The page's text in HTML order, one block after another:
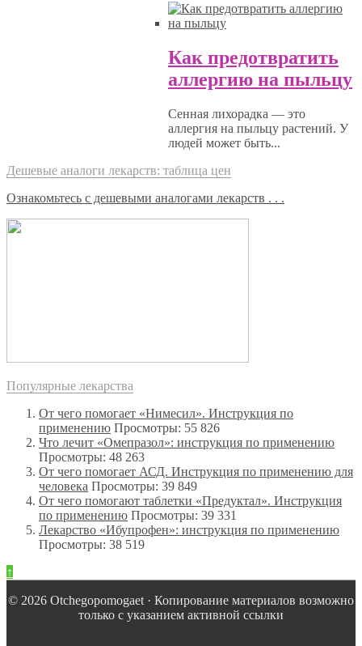
Как предотвратить
аллергию на пыльцу
Сенная лихорадка — это
аллергия на пыльцу растений. У
людей может быть...
Дешевые аналоги лекарств: таблица цен
Ознакомьтесь с дешевыми аналогами лекарств . . .
Популярные лекарства
От чего помогает «Нимесил». Инструкция по
применению Просмотры: 55 826
Что лечит «Омепразол»: инструкция по применению
Просмотры: 48 263
От чего помогает АСД. Инструкция по применению для
человека Просмотры: 39 849
От чего помогают таблетки «Предуктал». Инструкция
по применению Просмотры: 39 331
Лекарство «Ибупрофен»: инструкция по применению
Просмотры: 38 519
↑
© 2026 Оtchegopomogaet · Копирование материалов возможно
только с указанием активной ссылки